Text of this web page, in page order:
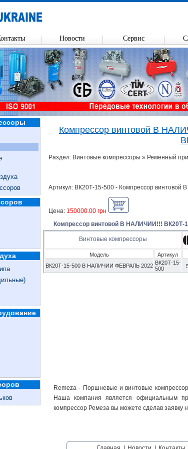
Компрессор винтовой В
Раздел: Винтовые компрессоры » Ременный
Артикул: ВК20Т-15-500 - Компрессор
Цена: 150000.00 грн
Компрессор винтовой В НАЛИЧИИ!!!
Винтовые компрессоры
Модель Артикул
ВК20Т-15-500 В НАЛИЧИИ ФЕВРАЛЬ 2022 ВК20Т-15-
500
Remeza - Поршневые и винтовые
Наша компания является официальным
компрессор Ремеза вы можете сделав заявку
Новости Сервис